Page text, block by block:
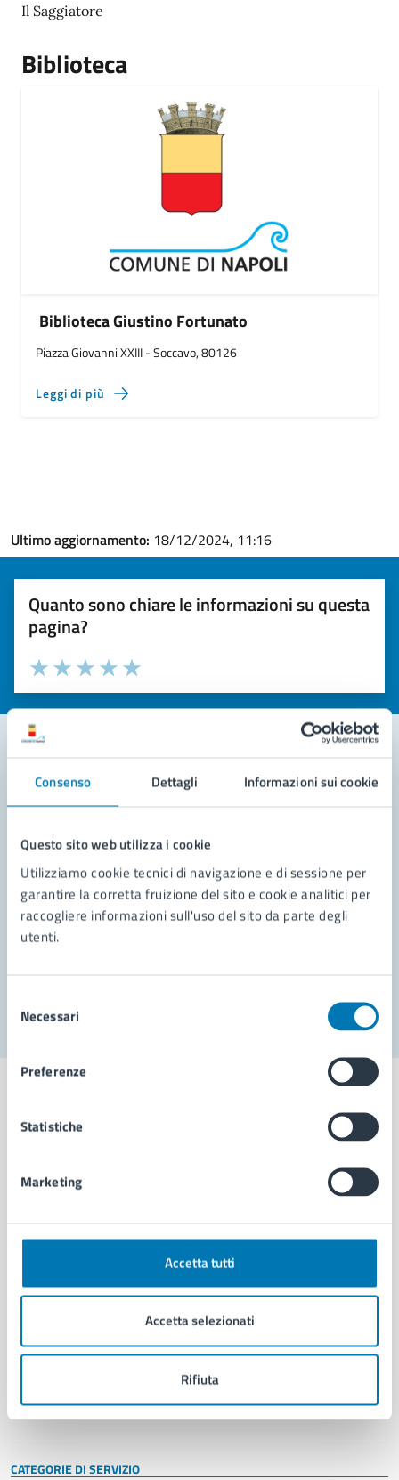
Consenso Dettagli Informazioni sui cookie
Questo sito web utilizza i cookie
Utilizziamo cookie tecnici di navigazione e di sessione per
garantire la corretta fruizione del sito e cookie analitici per
raccogliere informazioni sull'uso del sito da parte degli
utenti.
delNecessari
Preferenze
Statistiche
Marketing
Accetta tutti
Accetta selezionati
Rifiuta
Il Saggiatore
Biblioteca
Biblioteca Giustino Fortunato
Piazza Giovanni XXIII - Soccavo, 80126
Leggi di più
Ultimo aggiornamento: 18/12/2024, 11:16
Quanto sono chiare le informazioni su questa
pagina?
Valuta la chiarezza delle informazioni (da 1 a 5 stelle)
Seleziona il numero di stelle per valutare la chiarezza delle
Valuta 5 stelle su 5
Valuta 4 stelle su 5
Valuta 3 stelle su 5
Valuta 2 stelle su 5
Valuta 1 stelle su 5
Contatta il comune
Richiedi assistenza
Prenota appuntamento
Problemi in città
Aree amministrative
Uffici
Politici
Intranet, posta aziendale e protocollo
CATEGORIE DI SERVIZIO